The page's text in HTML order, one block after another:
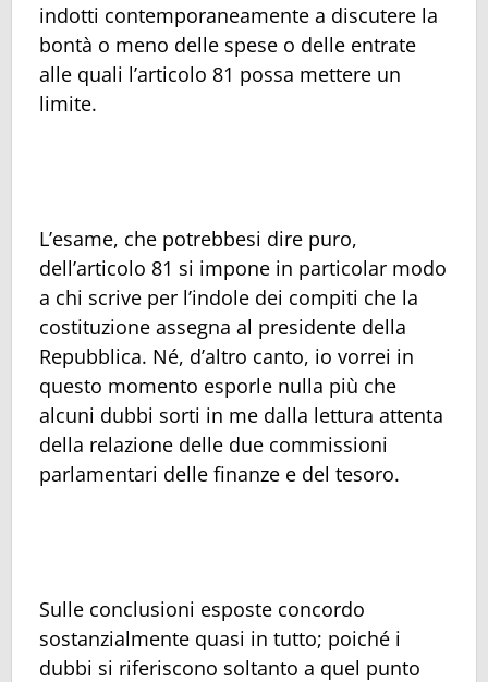
indotti contemporaneamente a discutere la
bontà o meno delle spese o delle entrate
alle quali l’articolo 81 possa mettere un
limite.
L’esame, che potrebbesi dire puro,
dell’articolo 81 si impone in particolar modo
a chi scrive per l’indole dei compiti che la
costituzione assegna al presidente della
Repubblica. Né, d’altro canto, io vorrei in
questo momento esporle nulla più che
alcuni dubbi sorti in me dalla lettura attenta
della relazione delle due commissioni
parlamentari delle finanze e del tesoro.
Sulle conclusioni esposte concordo
sostanzialmente quasi in tutto; poiché i
dubbi si riferiscono soltanto a quel punto